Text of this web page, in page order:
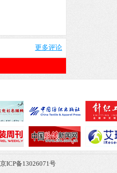
更多评论
京ICP备13026071号